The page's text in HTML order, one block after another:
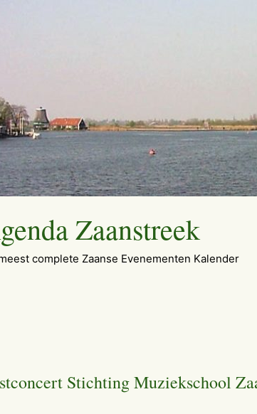
Zaanstreek
complete Zaanse Evenementen Kalender
Stichting Muziekschool